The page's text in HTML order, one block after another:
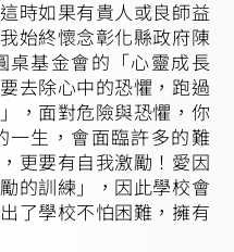
時如果有貴人或良師益
始終懷念彰化縣政府陳
桌基金會的「心靈成長
去除心中的恐懼，跑過
，面對危險與恐懼，你
一生，會面臨許多的難
更要有自我激勵！愛因
的訓練」，因此學校會
了學校不怕困難，擁有